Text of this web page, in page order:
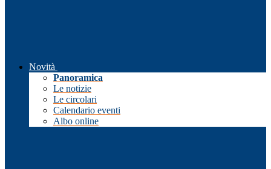
Novità
Panoramica
Le notizie
Le circolari
Calendario eventi
Albo online